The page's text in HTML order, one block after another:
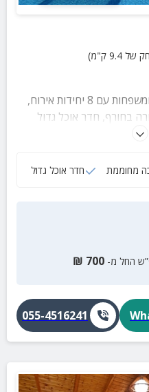
9.4 ק"מ)
מתחם נופש מקסים לזוגות ומשפחות עם 8 יחידות אירוח,
בחורף, חדר אוכל גדול
מגוון רחב של פינות ישיבה ומרחק נסיעה של כ-20 דקות
מחוממת חדר אוכל גדול
החל מ- 700
₪
055-4516241